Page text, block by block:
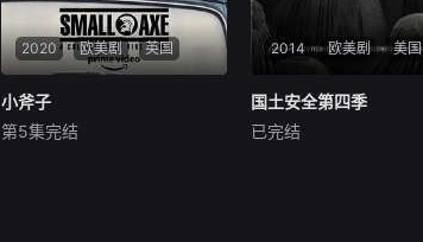
2020 欧美剧 英国
小斧子
约翰·博耶加
小斧子
第5集完结
2014 欧美剧 美国
国土安全第四季
国土安全第四季
已完结